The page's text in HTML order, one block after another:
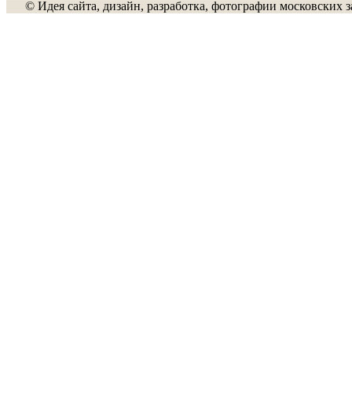
© Идея сайта, дизайн, разработка, фотографии московских